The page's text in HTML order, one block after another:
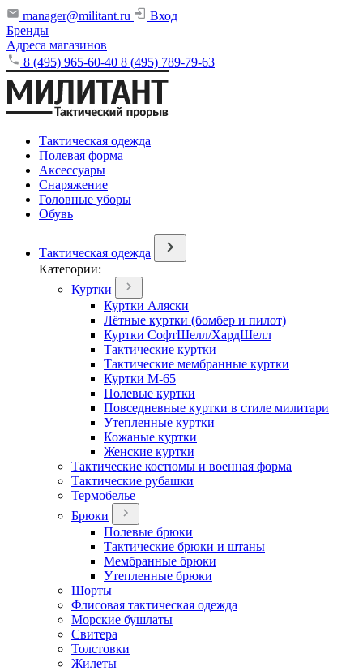
manager@militant.ru
Вход
Бренды
Адреса магазинов
8 (495) 965-60-40 8 (495) 789-79-63
Тактическая одежда
Полевая форма
Аксессуары
Снаряжение
Головные уборы
Обувь
Тактическая одежда
Категории:
Куртки
Куртки Аляски
Лётные куртки (бомбер и пилот)
Куртки СофтШелл/ХардШелл
Тактические куртки
Тактические мембранные куртки
Куртки М-65
Полевые куртки
Повседневные куртки в стиле милитари
Утепленные куртки
Кожаные куртки
Женские куртки
Тактические костюмы и военная форма
Тактические рубашки
Термобелье
Брюки
Полевые брюки
Тактические брюки и штаны
Мембранные брюки
Утепленные брюки
Шорты
Флисовая тактическая одежда
Морские бушлаты
Свитера
Толстовки
Жилеты